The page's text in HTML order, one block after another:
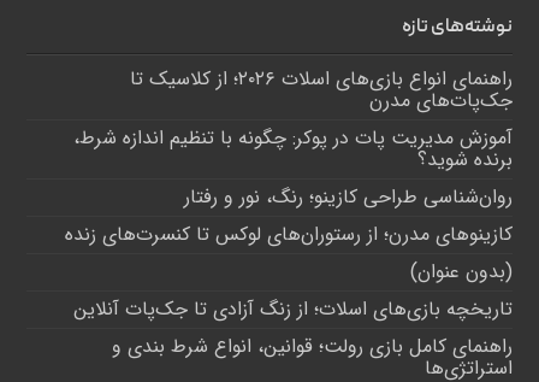
نوشته‌های تازه
راهنمای انواع بازی‌های اسلات ۲۰۲۶؛ از کلاسیک تا
جک‌پات‌های مدرن
آموزش مدیریت پات در پوکر: چگونه با تنظیم اندازه شرط،
برنده شوید؟
روان‌شناسی طراحی کازینو؛ رنگ، نور و رفتار
کازینوهای مدرن؛ از رستوران‌های لوکس تا کنسرت‌های زنده
(بدون عنوان)
تاریخچه بازی‌های اسلات؛ از زنگ آزادی تا جک‌پات‌ آنلاین
راهنمای کامل بازی رولت؛ قوانین، انواع شرط بندی و
استراتژی‌ها